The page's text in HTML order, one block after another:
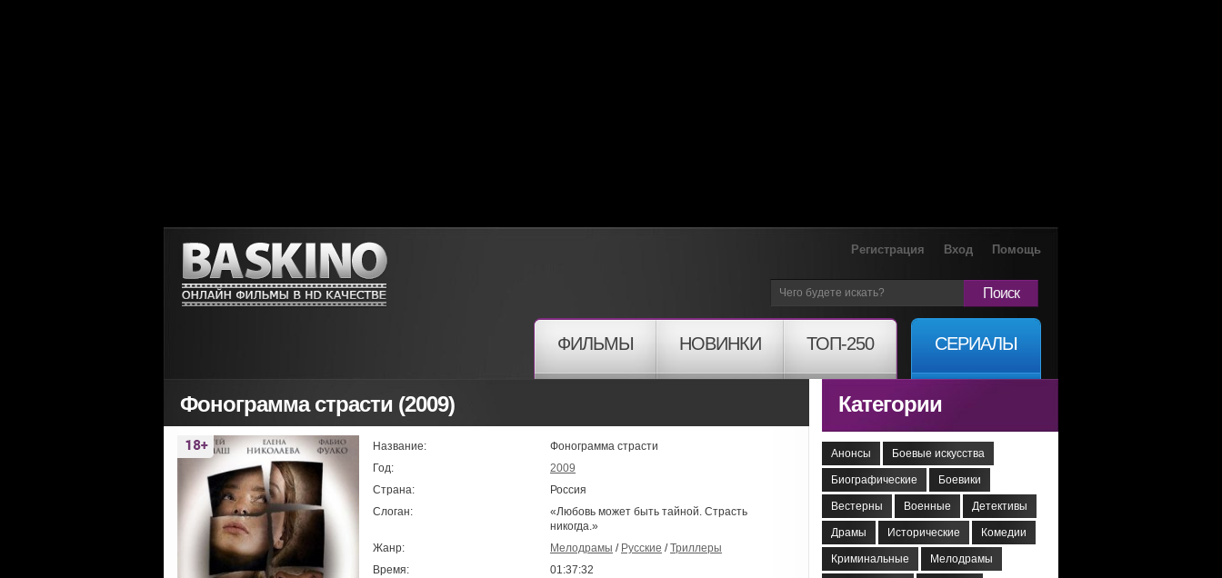
Регистрация Вход Помощь
Поиск
ФИЛЬМЫ НОВИНКИ ТОП-250 СЕРИАЛЫ
Фонограмма страсти (2009)
Название:
Фонограмма страсти
Год:
2009
Страна:
Россия
Слоган:
«Любовь может быть тайной. Страсть
никогда.»
Жанр:
Мелодрамы / Русские /Триллеры
Время:
01:37:32
Категории
Анонсы Боевые искусства
Биографические Боевики
Вестерны Военные Детективы
Драмы Исторические Комедии
Криминальные Мелодрамы